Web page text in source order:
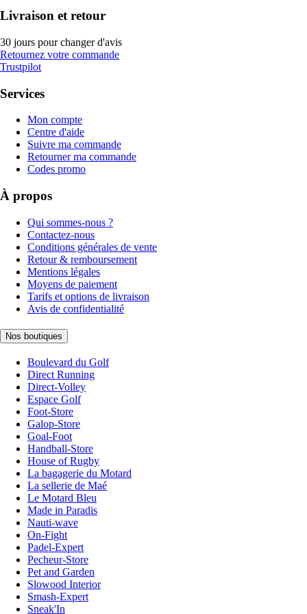
Livraison et retour
30 jours pour changer d'avis
Retournez votre commande
Trustpilot
Services
Mon compte
Centre d'aide
Suivre ma commande
Retourner ma commande
Codes promo
À propos
Qui sommes-nous ?
Contactez-nous
Conditions générales de vente
Retour & remboursement
Mentions légales
Moyens de paiement
Tarifs et options de livraison
Avis de confidentialité
Nos boutiques
Boulevard du Golf
Direct Running
Direct-Volley
Espace Golf
Foot-Store
Galop-Store
Goal-Foot
Handball-Store
House of Rugby
La bagagerie du Motard
La sellerie de Maé
Le Motard Bleu
Made in Paradis
Nauti-wave
On-Fight
Padel-Expert
Pecheur-Store
Pet and Garden
Slowood Interior
Smash-Expert
Sneak'In